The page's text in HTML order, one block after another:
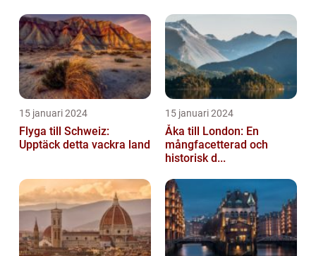
15 januari 2024
Flyga till Schweiz:
Upptäck detta vackra land
15 januari 2024
Åka till London: En
mångfacetterad och
historisk d...